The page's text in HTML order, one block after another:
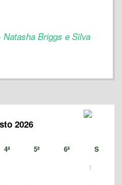
Briggs e Silva
2026
4ª 5ª 6ª S
1